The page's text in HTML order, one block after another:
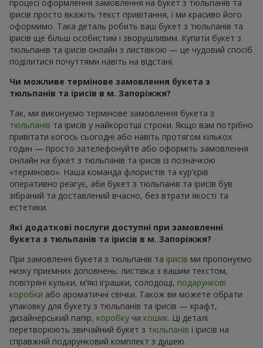
процесі оформлення замовлення на букет з тюльпанів та
ірисів просто вкажіть текст привітання, і ми красиво його
оформимо. Така деталь робить ваш букет з тюльпанів та
ірисів ще більш особистим і зворушливим. Купити букет з
тюльпанів та ірисів онлайн з листівкою — це чудовий спосіб
поділитися почуттями навіть на відстані.
Чи можливе термінове замовлення букета з
тюльпанів та ірисів в м. Запоріжжя?
Так, ми виконуємо термінове замовлення букета з
тюльпанів та ірисів у найкоротші строки. Якщо вам потрібно
привітати когось сьогодні або навіть протягом кількох
годин — просто зателефонуйте або оформіть замовлення
онлайн на букет з тюльпанів та ірисів із позначкою
«терміново». Наша команда флористів та кур’єрів
оперативно реагує, аби букет з тюльпанів та ірисів був
зібраний та доставлений вчасно, без втрати якості та
естетики.
Які додаткові послуги доступні при замовленні
букета з тюльпанів та ірисів в м. Запоріжжя?
При замовленні букета з тюльпанів та ірисів ми пропонуємо
низку приємних доповнень: листівка з вашим текстом,
повітряні кульки, м’які іграшки, солодощі, подарункові
коробки або ароматичні свічки. Також ви можете обрати
упаковку для букету з тюльпанів та ірисів — крафт,
дизайнерський папір, коробку чи кошик. Ці деталі
перетворюють звичайний букет з тюльпанів і ірисів на
справжній подарунковий комплект з душею.